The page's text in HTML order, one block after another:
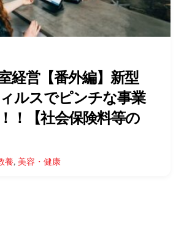
経営【番外編】新型
ルスでピンチな事業
！【社会保険料等の
養, 美容・健康